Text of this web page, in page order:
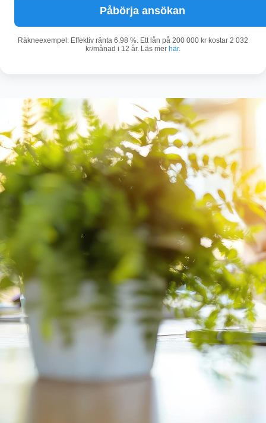
Påbörja ansökan
Räkneexempel: Effektiv ränta 6.98 %. Ett lån på 200 000 kr kostar 2 032
kr/månad i 12 år. Läs mer här.